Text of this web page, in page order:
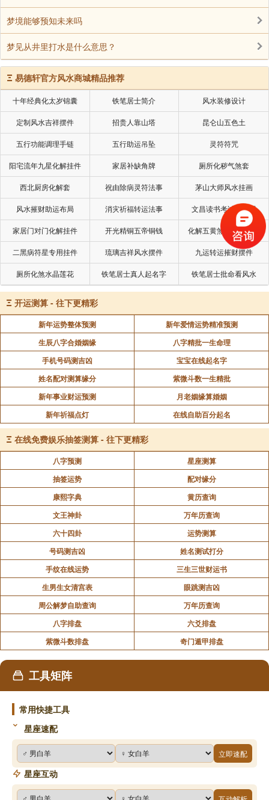
梦境能够预知未来吗
梦见从井里打水是什么意思？
Ξ 易德轩官方风水商城精品推荐
十年经典化太岁锦囊 铁笔居士简介 风水装修设计
定制风水吉祥摆件 招贵人靠山塔 昆仑山五色土
五行功能调理手链 五行助运吊坠 灵符符咒
阳宅流年九星化解挂件 家居补缺角牌 厕所化秽气煞套
西北厨房化解套 祝由除病灵符法事 茅山大师风水挂画
风水摧财助运布局 消灾祈福转运法事 文昌读书考试风水局
家居门对门化解挂件 开光精铜五帝铜钱 化解五黄煞星专用挂件
二黑病符星专用挂件 琉璃吉祥风水摆件 九运转运摧财摆件
厕所化煞水晶莲花 铁笔居士真人起名字 铁笔居士批命看风水
Ξ 开运测算 - 往下更精彩
新年运势整体预测
新年爱情运势精准预测
生辰八字合婚姻缘
八字精批一生命理
手机号码测吉凶
宝宝在线起名字
姓名配对测算缘分
紫微斗数一生精批
新年事业财运预测
月老姻缘算婚姻
新年祈福点灯
在线自助百分起名
Ξ 在线免费娱乐抽签测算 - 往下更精彩
八字预测
星座测算
抽签运势
配对缘分
康熙字典
黄历查询
文王神卦
万年历查询
六十四卦
运势测算
号码测吉凶
姓名测试打分
手纹在线运势
三生三世财运书
生男生女清宫表
眼跳测吉凶
周公解梦自助查询
万年历查询
八字排盘
六爻排盘
紫微斗数排盘
奇门遁甲排盘
工具矩阵
常用快捷工具
星座速配
立即速配
星座互动